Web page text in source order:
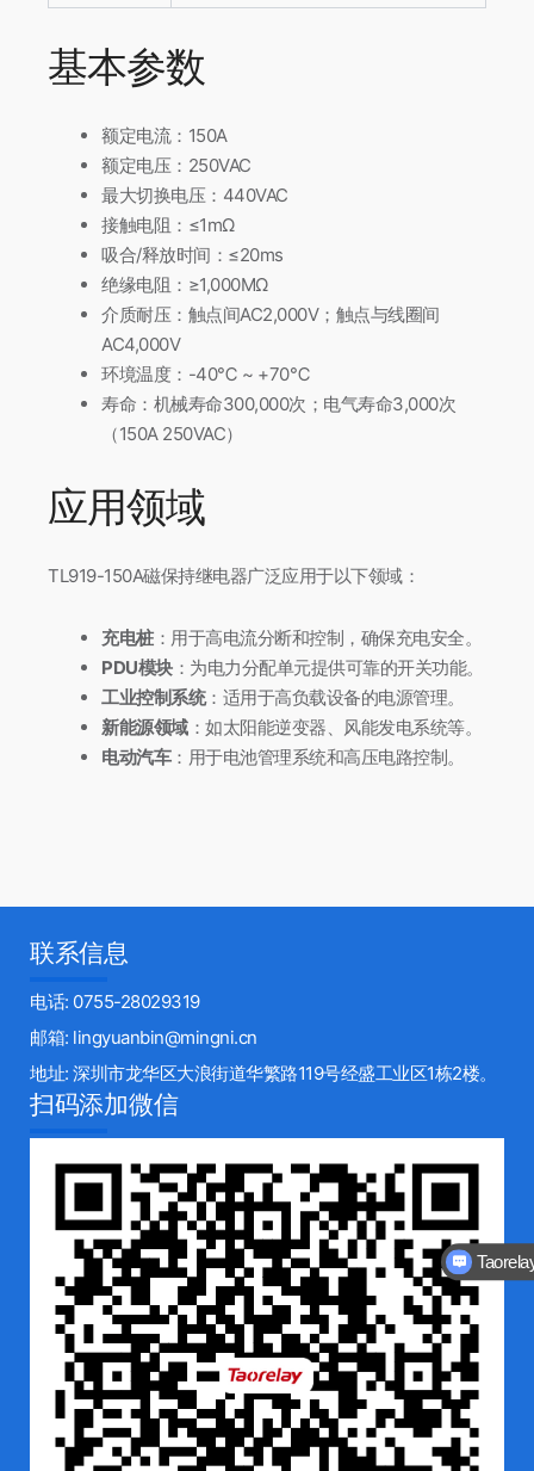
基本参数
额定电流：150A
额定电压：250VAC
最大切换电压：440VAC
接触电阻：≤1mΩ
吸合/释放时间：≤20ms
绝缘电阻：≥1,000MΩ
介质耐压：触点间AC2,000V；触点与线圈间
AC4,000V
环境温度：-40℃ ~ +70℃
寿命：机械寿命300,000次；电气寿命3,000次
（150A 250VAC）
应用领域
TL919-150A磁保持继电器广泛应用于以下领域：
充电桩：用于高电流分断和控制，确保充电安全。
PDU模块：为电力分配单元提供可靠的开关功能。
工业控制系统：适用于高负载设备的电源管理。
新能源领域：如太阳能逆变器、风能发电系统等。
电动汽车：用于电池管理系统和高压电路控制。
联系信息
电话: 0755-28029319
邮箱: lingyuanbin@mingni.cn
地址: 深圳市龙华区大浪街道华繁路119号经盛工业区1栋2楼。
扫码添加微信